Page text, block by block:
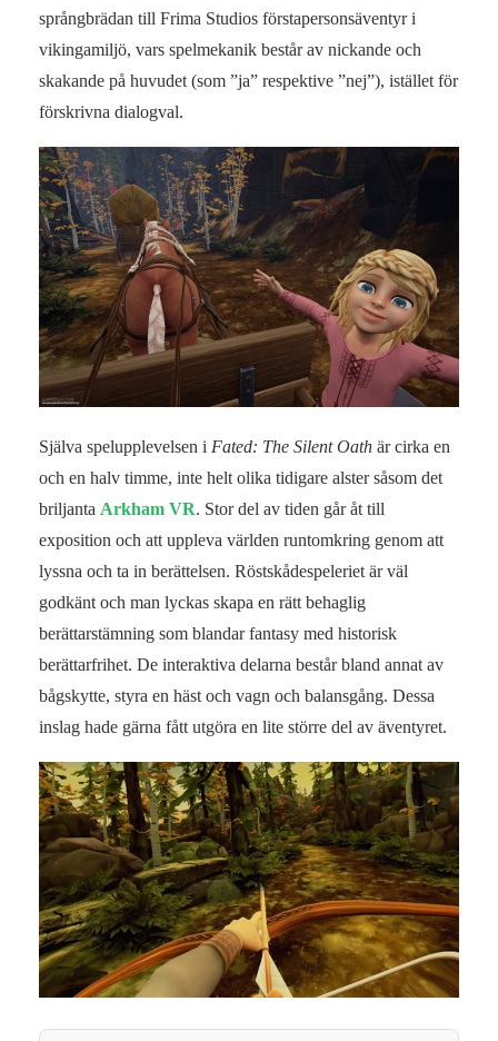
språngbrädan till Frima Studios förstapersonsäventyr i
vikingamiljö, vars spelmekanik består av nickande och
skakande på huvudet (som ”ja” respektive ”nej”), istället för
förskrivna dialogval.
Själva spelupplevelsen i Fated: The Silent Oath är cirka en
och en halv timme, inte helt olika tidigare alster såsom det
briljanta Arkham VR. Stor del av tiden går åt till
exposition och att uppleva världen runtomkring genom att
lyssna och ta in berättelsen. Röstskådespeleriet är väl
godkänt och man lyckas skapa en rätt behaglig
berättarstämning som blandar fantasy med historisk
berättarfrihet. De interaktiva delarna består bland annat av
bågskytte, styra en häst och vagn och balansgång. Dessa
inslag hade gärna fått utgöra en lite större del av äventyret.